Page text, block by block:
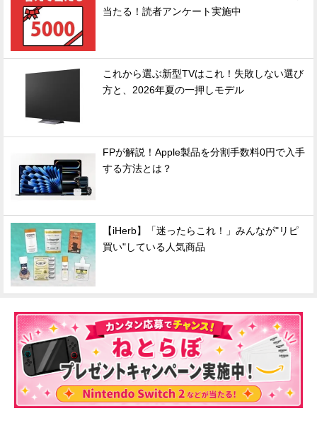
当たる！読者アンケート実施中
これから選ぶ新型TVはこれ！失敗しない選び
方と、2026年夏の一押しモデル
FPが解説！Apple製品を分割手数料0円で入手
する方法とは？
【iHerb】「迷ったらこれ！」みんなが"リピ
買い"している人気商品